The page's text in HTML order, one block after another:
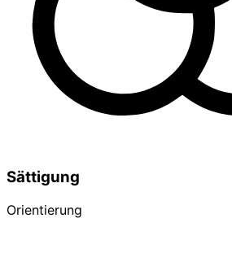
Sättigung
Orientierung